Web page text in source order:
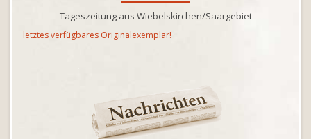
Tageszeitung aus Wiebelskirchen/Saargebiet
letztes verfügbares Originalexemplar!